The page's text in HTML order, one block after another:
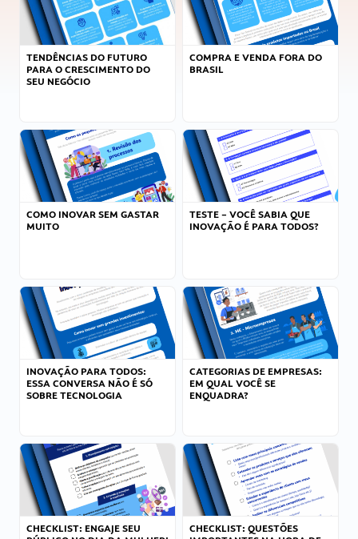
TENDÊNCIAS DO FUTURO
PARA O CRESCIMENTO DO
SEU NEGÓCIO
COMPRA E VENDA FORA DO
BRASIL
COMO INOVAR SEM GASTAR
MUITO
TESTE – VOCÊ SABIA QUE
INOVAÇÃO É PARA TODOS?
INOVAÇÃO PARA TODOS:
ESSA CONVERSA NÃO É SÓ
SOBRE TECNOLOGIA
CATEGORIAS DE EMPRESAS:
EM QUAL VOCÊ SE
ENQUADRA?
CHECKLIST: ENGAJE SEU
CHECKLIST: QUESTÕES